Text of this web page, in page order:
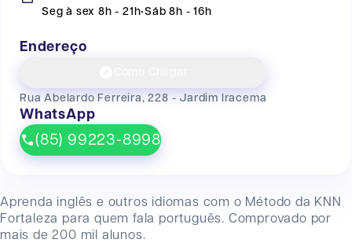
Aprenda inglês e outros idiomas com o Método da KNN
Fortaleza para quem fala português. Comprovado por
mais de 200 mil alunos.
Seg à sex 8h - 21h•Sáb 8h - 16h
Endereço
Rua Abelardo Ferreira, 228 - Jardim Iracema
WhatsApp
(85) 99223-8998